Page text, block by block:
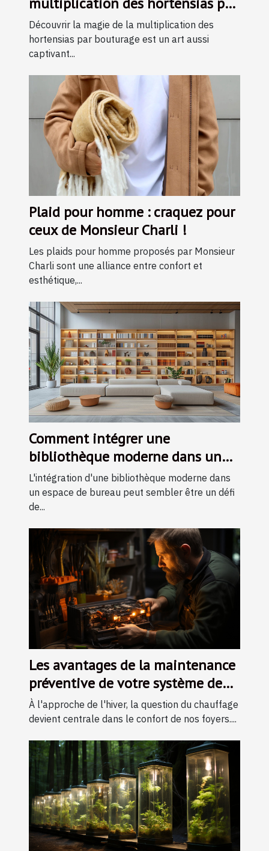
bouturage
Découvrir la magie de la multiplication des
hortensias par bouturage est un art aussi
captivant...
Plaid pour homme : craquez pour
ceux de Monsieur Charli !
Les plaids pour homme proposés par Monsieur
Charli sont une alliance entre confort et
esthétique,...
Comment intégrer une
bibliothèque moderne dans un
espace de bureau restreint
L'intégration d'une bibliothèque moderne dans
un espace de bureau peut sembler être un défi
de...
Les avantages de la maintenance
préventive de votre système de
chauffage durant l'hiver
À l'approche de l'hiver, la question du chauffage
devient centrale dans le confort de nos foyers....